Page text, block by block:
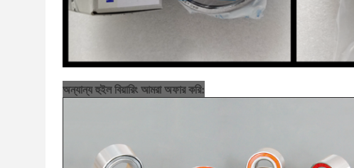
অন্যান্য হুইল বিয়ারিং আমরা অফার করি: